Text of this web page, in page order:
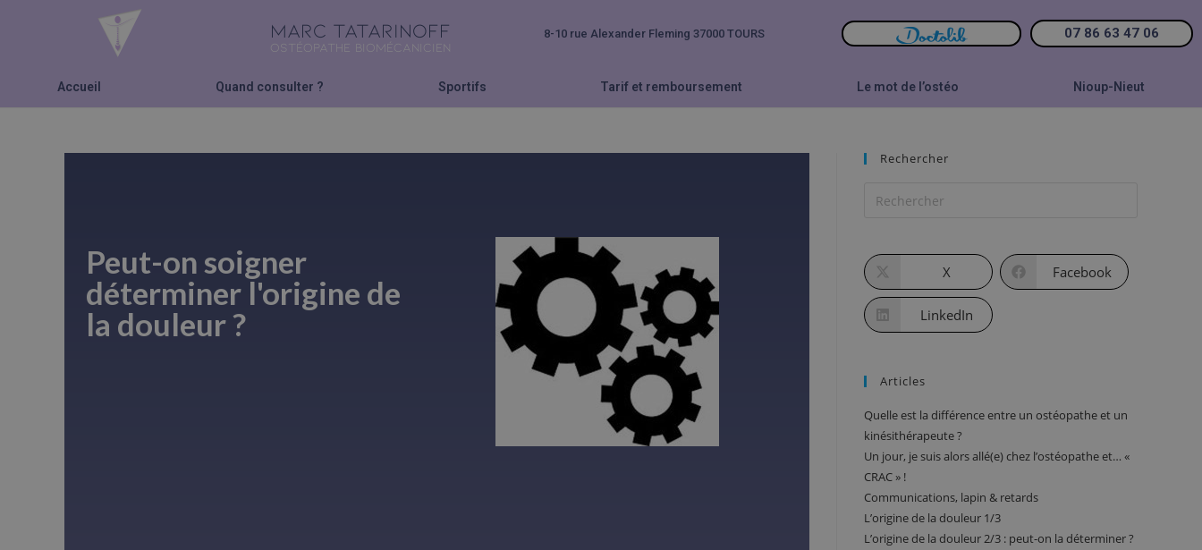
MARC TATARINOFF
OSTÉOPATHE BIOMÉCANICIEN
8-10 rue Alexander Fleming 37000 TOURS 07 86 63 47 06
Accueil Quand consulter ? Sportifs Tarif et remboursement Le mot de l’ostéo Nioup-Nieut
Peut-on soigner
déterminer l'origine de
la douleur ?
Rechercher
X Facebook
LinkedIn
Articles
Quelle est la différence entre un ostéopathe et un
kinésithérapeute ?
Un jour, je suis alors allé(e) chez l’ostéopathe et… «
CRAC » !
Communications, lapin & retards
L’origine de la douleur 1/3
L’origine de la douleur 2/3 : peut-on la déterminer ?